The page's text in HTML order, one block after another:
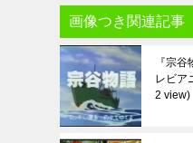
画像つき関連記事
『宗
レビア
2 view